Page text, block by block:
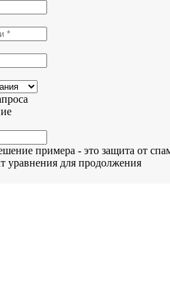
примера - это защита от
уравнения для продолжения